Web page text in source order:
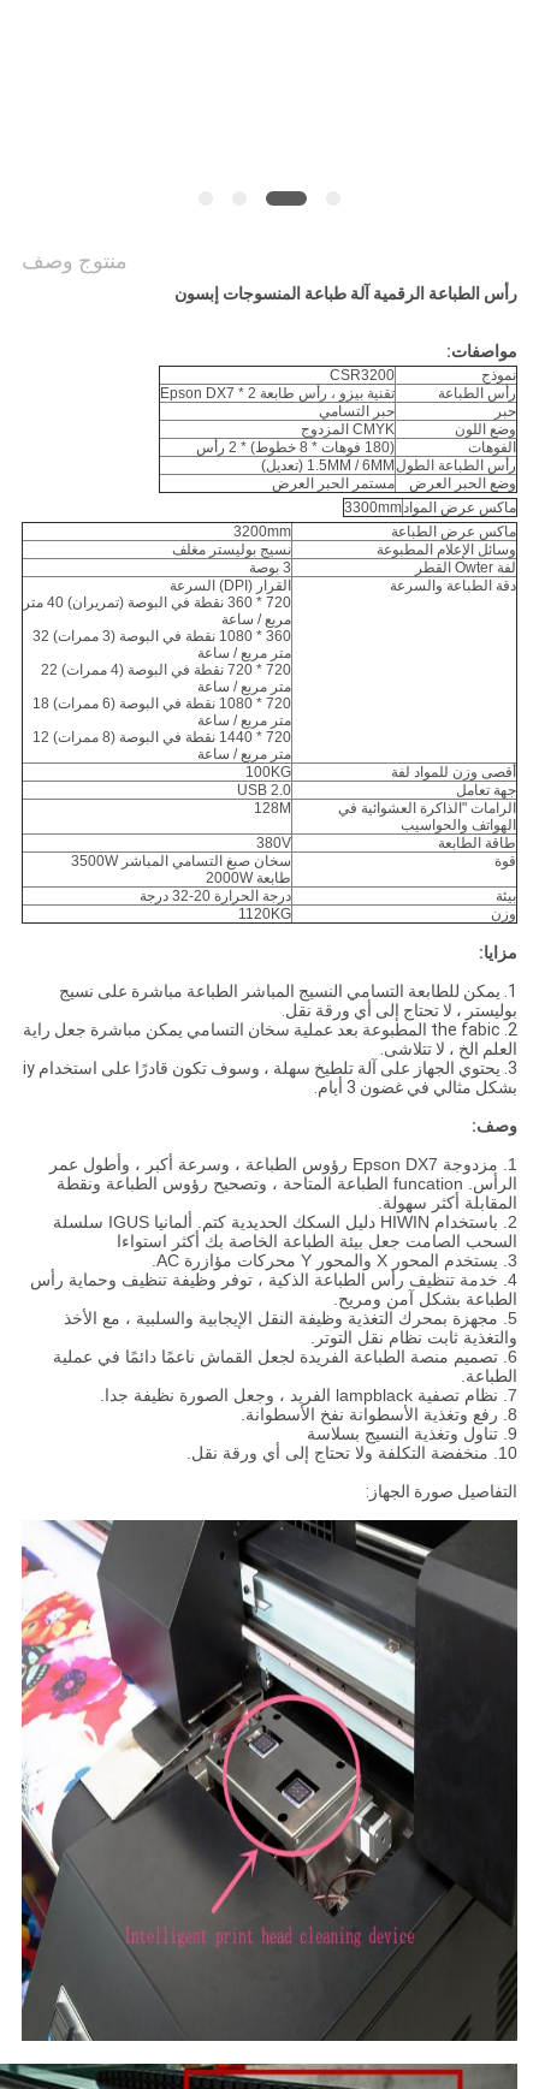
منتوج وصف
رأس الطباعة الرقمية آلة طباعة المنسوجات إبسون
مواصفات:
نموذج
CSR3200
رأس الطباعة
تقنية بيزو ، رأس طابعة Epson DX7 * 2
حبر
حبر التسامي
وضع اللون
CMYK المزدوج
الفوهات
(180 فوهات * 8 خطوط) * 2 رأس
رأس الطباعة الطول 1.5MM / 6MM (تعديل)
وضع الحبر العرض
مستمر الحبر العرض
ماكس عرض المواد3300mm
ماكس عرض الطباعة
3200mm
وسائل الإعلام المطبوعة
نسيج بوليستر مغلف
لفة Owter القطر
3 بوصة
دقة الطباعة والسرعة
القرار (DPI) السرعة
720 * 360 نقطة في البوصة (تمريران) 40 متر
مربع / ساعة
360 * 1080 نقطة في البوصة (3 ممرات) 32
متر مربع / ساعة
720 * 720 نقطة في البوصة (4 ممرات) 22
متر مربع / ساعة
720 * 1080 نقطة في البوصة (6 ممرات) 18
متر مربع / ساعة
720 * 1440 نقطة في البوصة (8 ممرات) 12
متر مربع / ساعة
أقصى وزن للمواد لفة
100KG
جهة تعامل
USB 2.0
الرامات "الذاكرة العشوائية في
الهواتف والحواسيب
128M
طاقة الطابعة
380V
قوة
سخان صبغ التسامي المباشر 3500W
طابعة 2000W
بيئة
درجة الحرارة 20-32 درجة
وزن
1120KG
مزايا:
1. يمكن للطابعة التسامي النسيج المباشر الطباعة مباشرة على نسيج
بوليستر ، لا تحتاج إلى أي ورقة نقل.
2. the fabic المطبوعة بعد عملية سخان التسامي يمكن مباشرة جعل راية
العلم الخ ، لا تتلاشى.
3. يحتوي الجهاز على آلة تلطيخ سهلة ، وسوف تكون قادرًا على استخدام iy
بشكل مثالي في غضون 3 أيام.
وصف:
1. مزدوجة Epson DX7 رؤوس الطباعة ، وسرعة أكبر ، وأطول عمر
الرأس. funcation الطباعة المتاحة ، وتصحيح رؤوس الطباعة ونقطة
المقابلة أكثر سهولة.
2. باستخدام HIWIN دليل السكك الحديدية كتم. ألمانيا IGUS سلسلة
السحب الصامت جعل بيئة الطباعة الخاصة بك أكثر استواءا
3. يستخدم المحور X والمحور Y محركات مؤازرة AC.
4. خدمة تنظيف رأس الطباعة الذكية ، توفر وظيفة تنظيف وحماية رأس
الطباعة بشكل آمن ومريح.
5. مجهزة بمحرك التغذية وظيفة النقل الإيجابية والسلبية ، مع الأخذ
والتغذية ثابت نظام نقل التوتر.
6. تصميم منصة الطباعة الفريدة لجعل القماش ناعمًا دائمًا في عملية
الطباعة.
7. نظام تصفية lampblack الفريد ، وجعل الصورة نظيفة جدا.
8. رفع وتغذية الأسطوانة نفخ الأسطوانة.
9. تناول وتغذية النسيج بسلاسة
10. منخفضة التكلفة ولا تحتاج إلى أي ورقة نقل.
التفاصيل صورة الجهاز: